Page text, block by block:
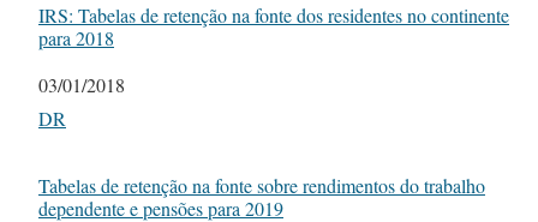
IRS: Tabelas de retenção na fonte dos residentes no continente
para 2018
Date
03/01/2018
In relation to
DR
Tabelas de retenção na fonte sobre rendimentos do trabalho
dependente e pensões para 2019